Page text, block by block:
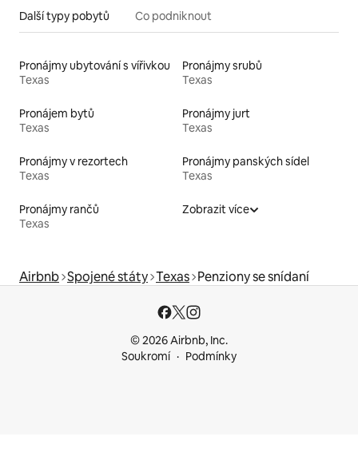
Další typy pobytů Co podniknout
Pronájmy ubytování s vířivkou
Texas
Pronájmy srubů
Texas
Pronájem bytů
Texas
Pronájmy jurt
Texas
Pronájmy v rezortech
Texas
Pronájmy panských sídel
Texas
Pronájmy rančů
Texas
Zobrazit více
Airbnb Spojené státy Texas Penziony se snídaní
© 2026 Airbnb, Inc.
Soukromí
Podmínky